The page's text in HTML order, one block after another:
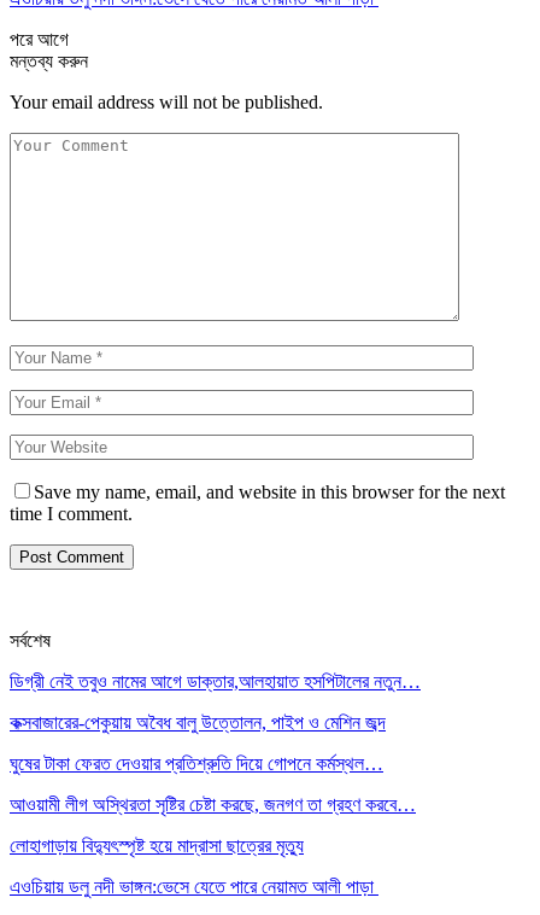
পরেআগে
মন্তব্য করুন
Your email address will not be published.
Save my name, email, and website in this browser for the next
time I comment.
সর্বশেষ
ডিগ্রী নেই তবুও নামের আগে ডাক্তার,আলহায়াত হসপিটালের নতুন…
কক্সবাজারের-পেকুয়ায় অবৈধ বালু উত্তোলন, পাইপ ও মেশিন জব্দ
ঘুষের টাকা ফেরত দেওয়ার প্রতিশ্রুতি দিয়ে গোপনে কর্মস্থল…
আওয়ামী লীগ অস্থিরতা সৃষ্টির চেষ্টা করছে, জনগণ তা গ্রহণ করবে…
লোহাগাড়ায় বিদ্যুৎস্পৃষ্ট হয়ে মাদ্রাসা ছাত্রের মৃত্যু
এওচিয়ায় ডলু নদী ভাঙ্গন:ভেসে যেতে পারে নেয়ামত আলী পাড়া